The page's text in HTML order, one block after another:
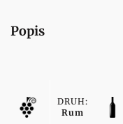
Popis
DRUH:
Rum